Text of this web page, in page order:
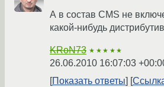
А в состав CMS не
какой-нибудь
KRoN73 ★★★★★
26.06.2010 16:07:03
Показать ответы